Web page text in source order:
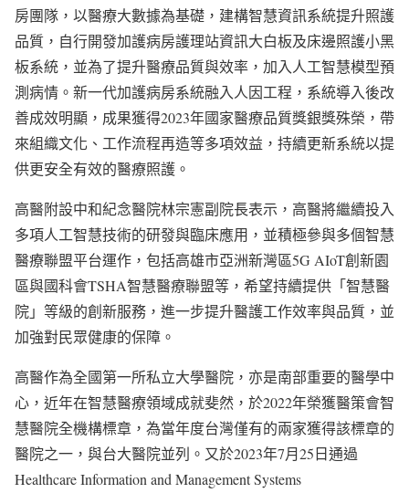
房團隊，以醫療大數據為基礎，建構智慧資訊系統提升照護
品質，自行開發加護病房護理站資訊大白板及床邊照護小黑
板系統，並為了提升醫療品質與效率，加入人工智慧模型預
測病情。新一代加護病房系統融入人因工程，系統導入後改
善成效明顯，成果獲得2023年國家醫療品質獎銀獎殊榮，帶
來組織文化、工作流程再造等多項效益，持續更新系統以提
供更安全有效的醫療照護。
高醫附設中和紀念醫院林宗憲副院長表示，高醫將繼續投入
多項人工智慧技術的研發與臨床應用，並積極參與多個智慧
醫療聯盟平台運作，包括高雄市亞洲新灣區5G AIoT創新園
區與國科會TSHA智慧醫療聯盟等，希望持續提供「智慧醫
院」等級的創新服務，進一步提升醫護工作效率與品質，並
加強對民眾健康的保障。
高醫作為全國第一所私立大學醫院，亦是南部重要的醫學中
心，近年在智慧醫療領域成就斐然，於2022年榮獲醫策會智
慧醫院全機構標章，為當年度台灣僅有的兩家獲得該標章的
醫院之一，與台大醫院並列。又於2023年7月25日通過
Healthcare Information and Management Systems